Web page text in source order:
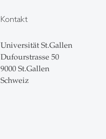
Kontakt
Universität St.Gallen
Dufourstrasse 50
9000 St.Gallen
Schweiz